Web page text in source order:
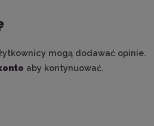
mogą dodawać opinie.
aby kontynuować.